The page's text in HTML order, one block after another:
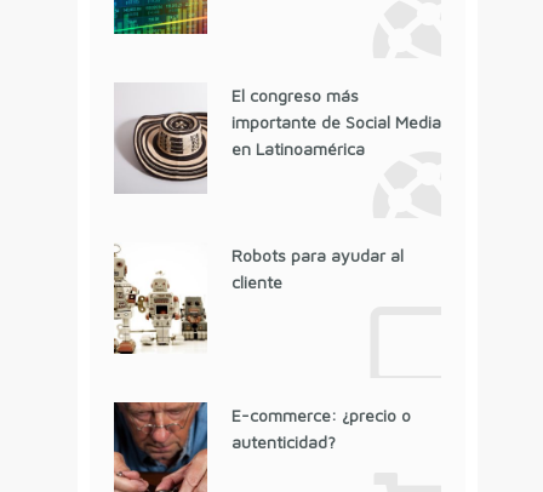
El congreso más
importante de Social Media
en Latinoamérica
Robots para ayudar al
cliente
E-commerce: ¿precio o
autenticidad?